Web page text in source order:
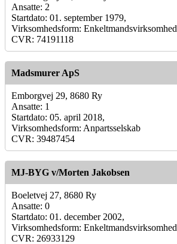
Ansatte: 2
Startdato: 01. september 1979,
Virksomhedsform: Enkeltmandsvirksomhed
CVR: 74191118
Madsmurer ApS
Emborgvej 29, 8680 Ry
Ansatte: 1
Startdato: 05. april 2018,
Virksomhedsform: Anpartsselskab
CVR: 39487454
MJ-BYG v/Morten Jakobsen
Boeletvej 27, 8680 Ry
Ansatte: 0
Startdato: 01. december 2002,
Virksomhedsform: Enkeltmandsvirksomhed
CVR: 26933129